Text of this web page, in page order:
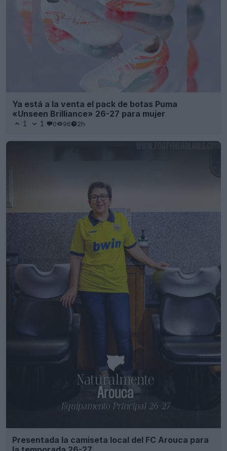
Ya está a la venta el pack de botas Puma
«Unseen Brilliance» 26-27 para mujer
1 1 0 96 2h
Presentada la camiseta local del FC Arouca para